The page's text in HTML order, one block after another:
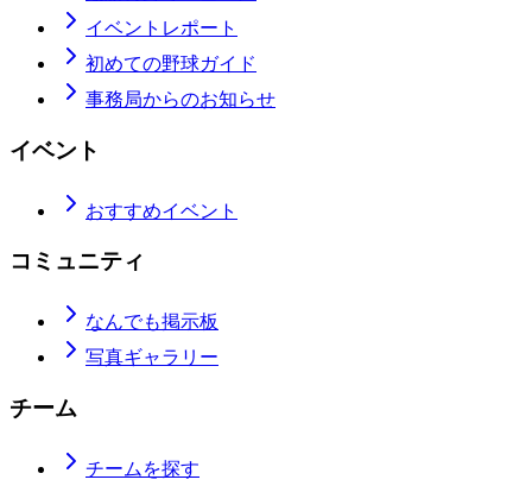
イベントレポート
初めての野球ガイド
事務局からのお知らせ
イベント
おすすめイベント
コミュニティ
なんでも掲示板
写真ギャラリー
チーム
チームを探す